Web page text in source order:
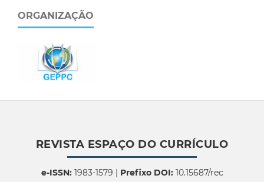
ORGANIZAÇÃO
REVISTA ESPAÇO DO CURRÍCULO
e-ISSN:1983-1579 | Prefixo DOI:10.15687/rec